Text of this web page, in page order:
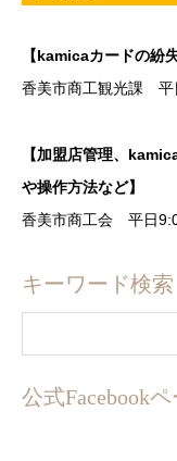
【kamicaカードの紛
香美市商工観光課
【加盟店管理、
や操作方法など】
香美市商工会 平日
キーワード検索
公式Facebook